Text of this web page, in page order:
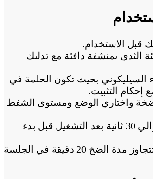
قبل الاستخدام.
الثدي بمنشفة دافئة مع تدليك
السيليكوني بحيث تكون الحلمة في
إحكام التثبيت.
واختاري الوضع ومستوى الشفط
انتظري حوالي 30 ثانية بعد التشغيل قبل بدء
يوصى بألا تتجاوز مدة الضخ 20 دقيقة في الجلسة